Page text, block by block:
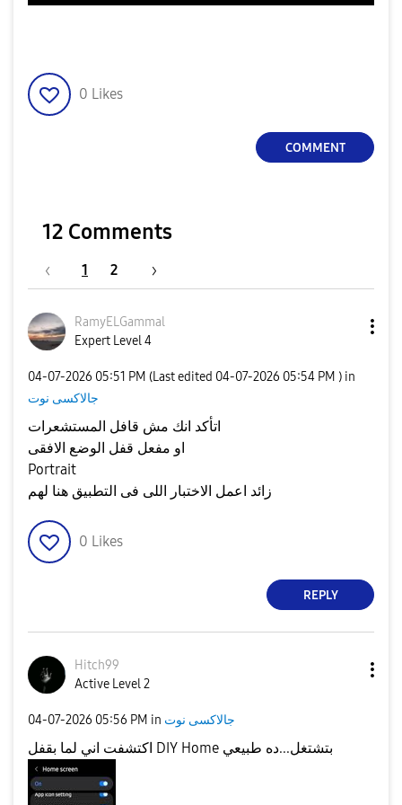
0 Likes
COMMENT
12 Comments
1 2
RamyELGammal
Expert Level 4
‎04-07-2026 05:51 PM (Last edited ‎04-07-2026 05:54 PM ) in
جالاكسى نوت
اتأكد انك مش قافل المستشعرات
او مفعل قفل الوضع الافقى
Portrait
زائد اعمل الاختبار اللى فى التطبيق هنا لهم
0 Likes
REPLY
Hitch99
Active Level 2
‎04-07-2026 05:56 PM in جالاكسى نوت
اكتشفت اني لما بقفل DIY Home بتشتغل...ده طبيعي